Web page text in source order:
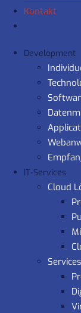
Kontakt
Development
IT-Services
Cloud
Services